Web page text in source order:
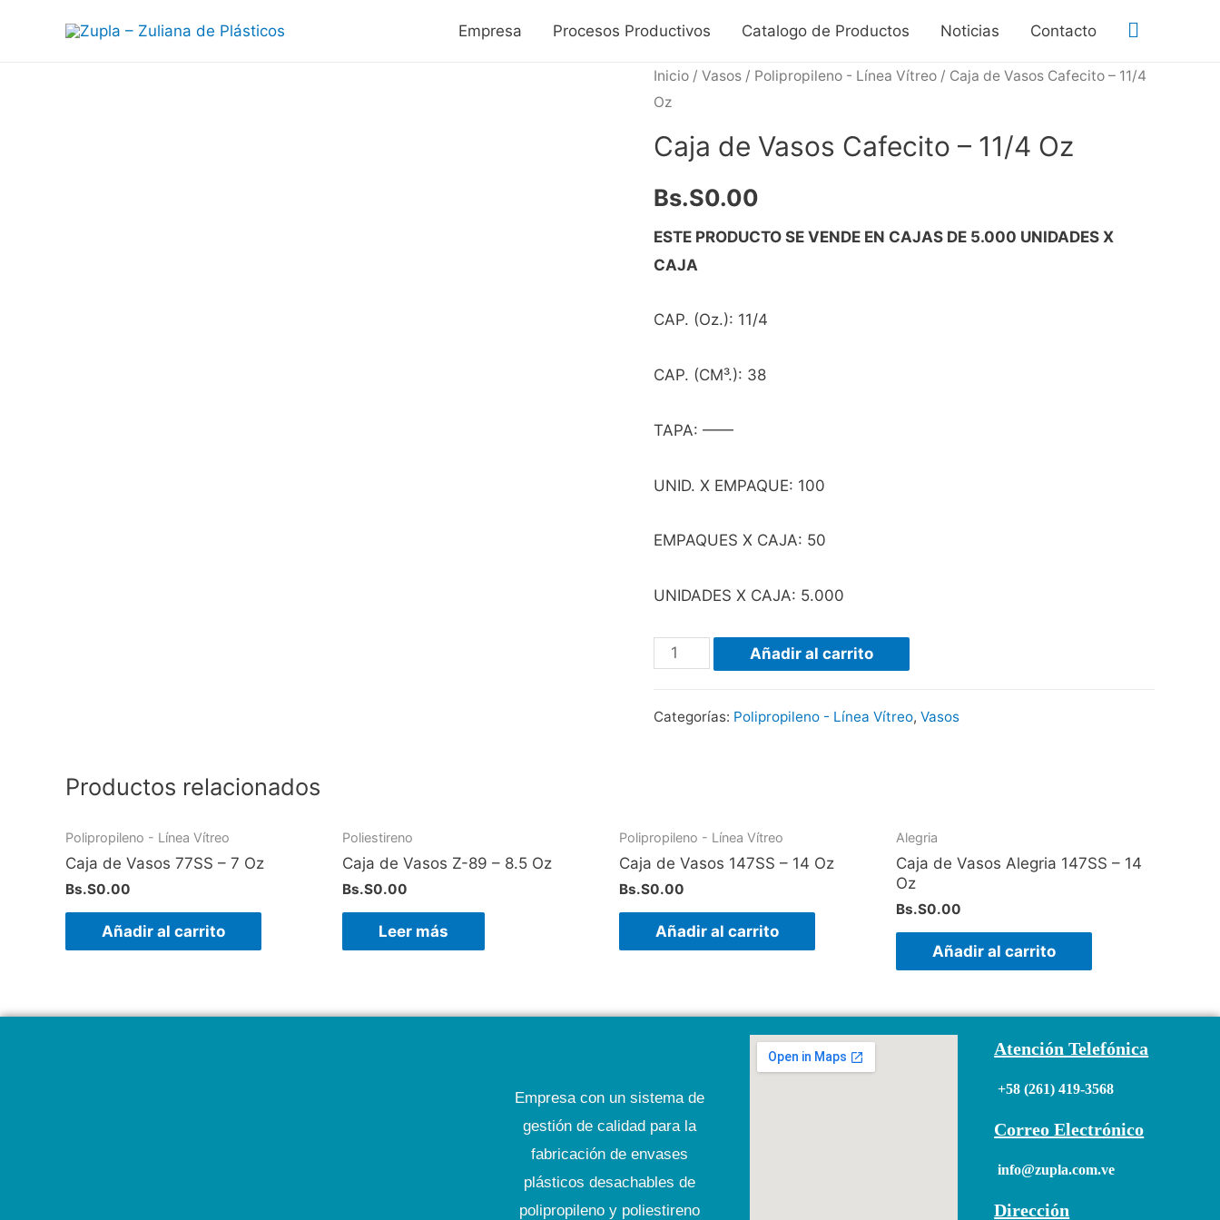
Empresa Procesos Productivos Catalogo de Productos Noticias Contacto
Inicio / Vasos / Polipropileno - Línea Vítreo / Caja de Vasos Cafecito – 11/4
Oz
Caja de Vasos Cafecito – 11/4 Oz
Bs.S0.00
ESTE PRODUCTO SE VENDE EN CAJAS DE 5.000 UNIDADES X
CAJA
CAP. (Oz.): 11/4
CAP. (CM³.): 38
TAPA: ——
UNID. X EMPAQUE: 100
EMPAQUES X CAJA: 50
UNIDADES X CAJA: 5.000
Añadir al carrito
Categorías: Polipropileno - Línea Vítreo, Vasos
Productos relacionados
Polipropileno - Línea Vítreo
Caja de Vasos 77SS – 7 Oz
Bs.S0.00
Añadir al carrito
Poliestireno
Caja de Vasos Z-89 – 8.5 Oz
Bs.S0.00
Leer más
Polipropileno - Línea Vítreo
Caja de Vasos 147SS – 14 Oz
Bs.S0.00
Añadir al carrito
Alegria
Caja de Vasos Alegria 147SS – 14
Oz
Bs.S0.00
Añadir al carrito
Empresa con un sistema de
gestión de calidad para la
fabricación de envases
plásticos desachables de
polipropileno y poliestireno
Atención Telefónica
+58 (261) 419-3568
Correo Electrónico
info@zupla.com.ve
Dirección